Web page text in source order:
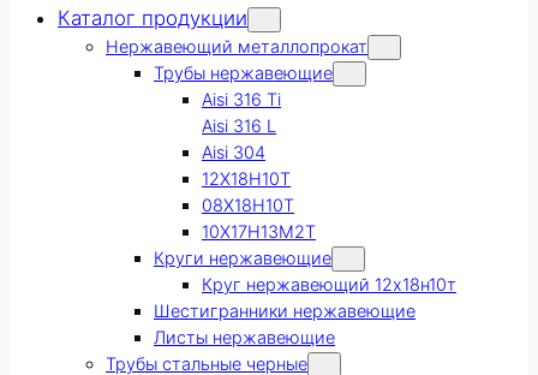
Каталог продукции
Нержавеющий металлопрокат
Трубы нержавеющие
Aisi 316 Ti
Aisi 316 L
Aisi 304
12Х18Н10Т
08Х18Н10Т
10Х17Н13М2Т
Круги нержавеющие
Круг нержавеющий 12х18н10т
Шестигранники нержавеющие
Листы нержавеющие
Трубы стальные черные